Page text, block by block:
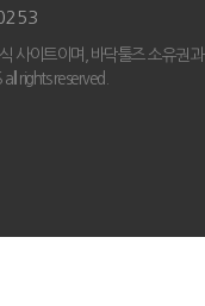
사이트이며, 바닥툴즈 소유권
rights reserved.